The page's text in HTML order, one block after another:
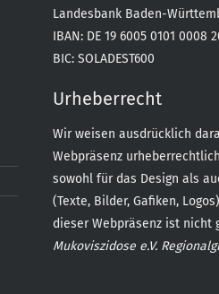
Landesbank Baden-
IBAN: DE 19 6005 0101 0008
BIC: SOLADEST600
Urheberrecht
Wir weisen ausdrücklich
Webpräsenz
sowohl für das Design als
(Texte, Bilder, Gafiken,
dieser Webpräsenz ist nicht
Mukoviszidose e.V.